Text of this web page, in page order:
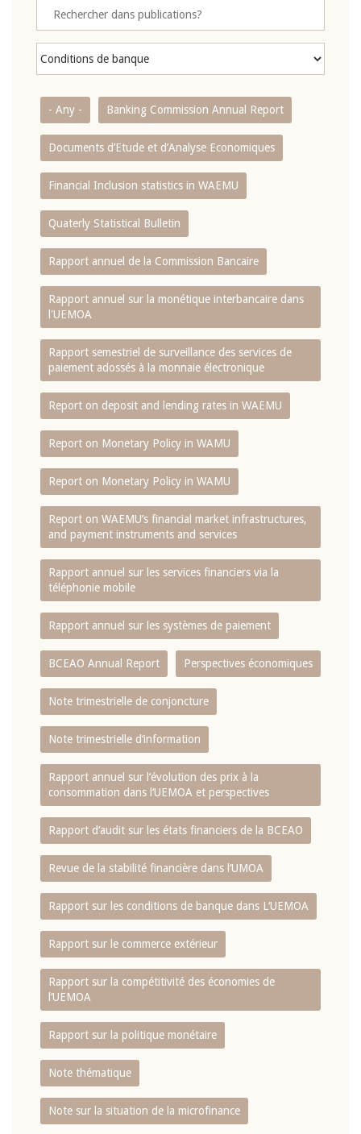
- Any - Banking Commission Annual Report
Documents d’Etude et d’Analyse Economiques
Financial Inclusion statistics in WAEMU
Quaterly Statistical Bulletin
Rapport annuel de la Commission Bancaire
Rapport annuel sur la monétique interbancaire dans
l'UEMOA
Rapport semestriel de surveillance des services de
paiement adossés à la monnaie électronique
Report on deposit and lending rates in WAEMU
Report on Monetary Policy in WAMU
Report on Monetary Policy in WAMU
Report on WAEMU’s financial market infrastructures,
and payment instruments and services
Rapport annuel sur les services financiers via la
téléphonie mobile
Rapport annuel sur les systèmes de paiement
BCEAO Annual Report Perspectives économiques
Note trimestrielle de conjoncture
Note trimestrielle d‘information
Rapport annuel sur l‘évolution des prix à la
consommation dans l‘UEMOA et perspectives
Rapport d‘audit sur les états financiers de la BCEAO
Revue de la stabilité financière dans l‘UMOA
Rapport sur les conditions de banque dans L‘UEMOA
Rapport sur le commerce extérieur
Rapport sur la compétitivité des économies de
l‘UEMOA
Rapport sur la politique monétaire
Note thématique
Note sur la situation de la microfinance